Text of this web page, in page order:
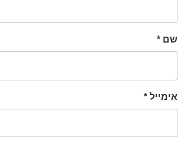
שם *
אימייל *